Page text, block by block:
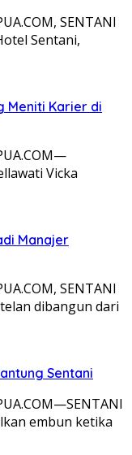
SENTANI
Sentani,
Meniti Karier di
Vicka
Manajer
SENTANI
dibangun dari
Sentani
embun ketika